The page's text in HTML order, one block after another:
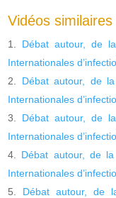
Vidéos similaires
Débat autour, de
Internationales
Débat autour, de
Internationales
Débat autour, de
Internationales
Débat autour, de
Internationales
Débat autour, de